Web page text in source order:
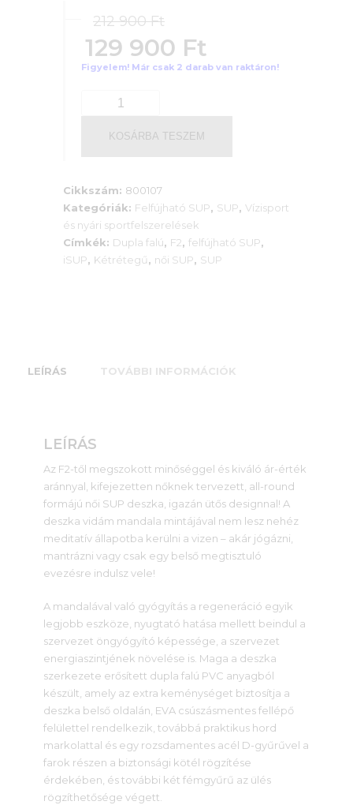
212 900Ft
price
was:
129 900 Ft
Current
price
129
Figyelem! Már csak 2 darab van raktáron!
AKCIÓS
FEELGOOD
NŐI
SUP
SZETT
2026!!
mennyiség
KOSÁRBA TESZEM
Cikkszám: 800107
Kategóriák: Felfújható SUP, SUP, Vízisport
és nyári sportfelszerelések
Címkék: Dupla falú, F2, felfújható SUP,
iSUP, Kétrétegű, női SUP, SUP
LEÍRÁS TOVÁBBI INFORMÁCIÓK
LEÍRÁS
Az F2-től megszokott minőséggel és kiváló ár-érték
aránnyal, kifejezetten nőknek tervezett, all-round
formájú női SUP deszka, igazán ütős designnal! A
deszka vidám mandala mintájával nem lesz nehéz
meditatív állapotba kerülni a vizen – akár jógázni,
mantrázni vagy csak egy belső megtisztuló
evezésre indulsz vele!
A mandalával való gyógyítás a regeneráció egyik
legjobb eszköze, nyugtató hatása mellett beindul a
szervezet öngyógyító képessége, a szervezet
energiaszintjének növelése is. Maga a deszka
szerkezete erősített dupla falú PVC anyagból
készült, amely az extra keménységet biztosítja a
deszka belső oldalán, EVA csúszásmentes fellépő
felülettel rendelkezik, továbbá praktikus hord
markolattal és egy rozsdamentes acél D-gyűrűvel a
farok részen a biztonsági kötél rögzítése
érdekében, és további két fémgyűrű az ülés
rögzíthetősége végett.